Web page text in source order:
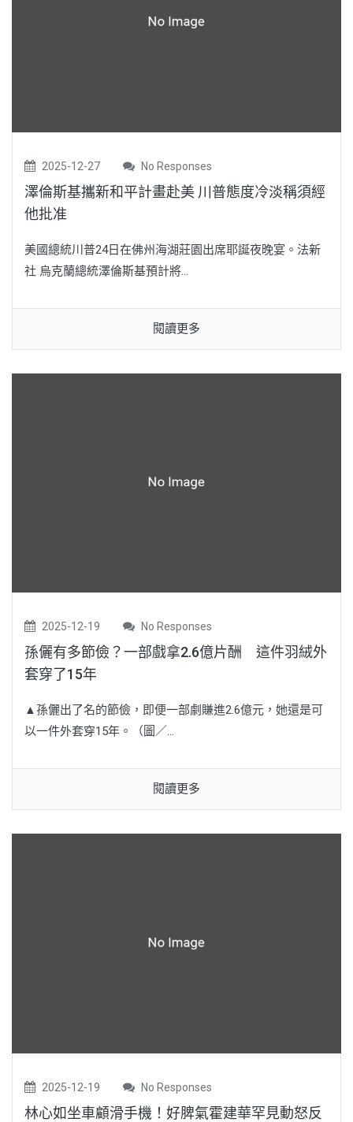
2025-12-27 No Responses
澤倫斯基攜新和平計畫赴美 川普態度冷淡稱須經
他批准
美國總統川普24日在佛州海湖莊園出席耶誕夜晚宴。法新
社 烏克蘭總統澤倫斯基預計將...
閱讀更多
2025-12-19 No Responses
孫儷有多節儉？一部戲拿2.6億片酬 這件羽絨外
套穿了15年
▲孫儷出了名的節儉，即便一部劇賺進2.6億元，她還是可
以一件外套穿15年。（圖／...
閱讀更多
2025-12-19 No Responses
林心如坐車顧滑手機！好脾氣霍建華罕見動怒反